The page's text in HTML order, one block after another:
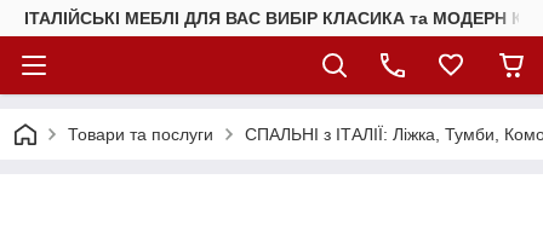
ІТАЛІЙСЬКІ МЕБЛІ ДЛЯ ВАС ВИБІР КЛАСИКА та МОДЕРН
Товари та послуги СПАЛЬНІ з ІТАЛІЇ: Ліжка, Тумби,